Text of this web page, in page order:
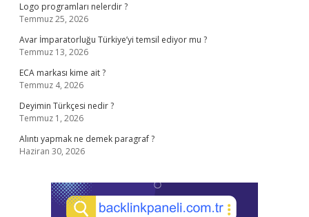
Logo programları nelerdir ?
Temmuz 25, 2026
Avar İmparatorluğu Türkiye’yi temsil ediyor mu ?
Temmuz 13, 2026
ECA markası kime ait ?
Temmuz 4, 2026
Deyimin Türkçesi nedir ?
Temmuz 1, 2026
Alıntı yapmak ne demek paragraf ?
Haziran 30, 2026